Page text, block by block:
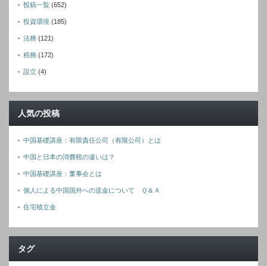
投稿一覧 (652)
投資環境 (185)
法務 (121)
税務 (172)
設立 (4)
人気の投稿
中国基礎講座：有限責任公司（有限公司）とは
中国と日本の消費税の違いは？
中国基礎講座：董事会とは
個人による中国国外への送金について Ｑ＆Ａ
住宅積立金
タグ